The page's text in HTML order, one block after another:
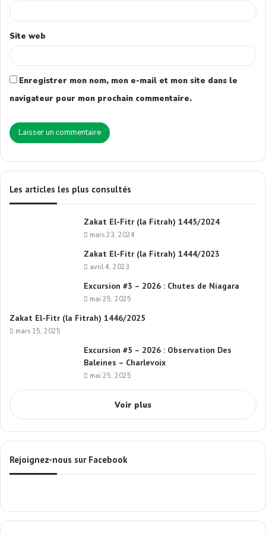
Site web
Enregistrer mon nom, mon e-mail et mon site dans le
navigateur pour mon prochain commentaire.
Les articles les plus consultés
Zakat El-Fitr (la Fitrah) 1445/2024
mars 23, 2024
Zakat El-Fitr (la Fitrah) 1444/2023
avril 4, 2023
Excursion #3 – 2026 : Chutes de Niagara
mai 25, 2025
Zakat El-Fitr (la Fitrah) 1446/2025
mars 15, 2025
Excursion #5 – 2026 : Observation Des
Baleines – Charlevoix
mai 25, 2025
Voir plus
Rejoignez-nous sur Facebook